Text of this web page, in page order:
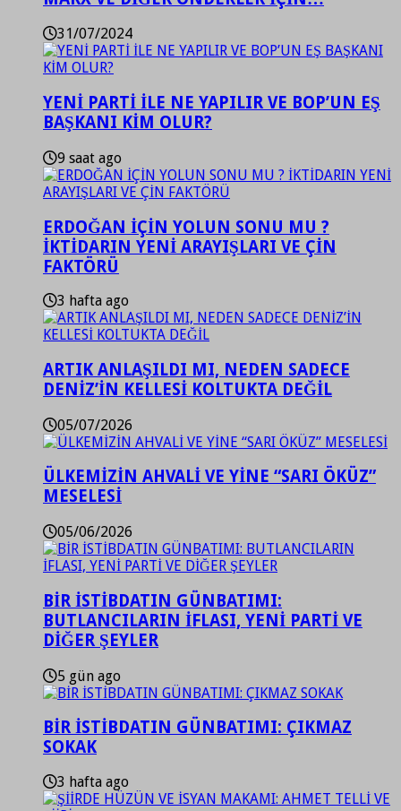
31/07/2024
YENİ PARTİ İLE NE YAPILIR VE BOP’UN EŞ
BAŞKANI KİM OLUR?
9 saat ago
ERDOĞAN İÇİN YOLUN SONU MU ?
İKTİDARIN YENİ ARAYIŞLARI VE ÇİN
FAKTÖRÜ
3 hafta ago
ARTIK ANLAŞILDI MI, NEDEN SADECE
DENİZ’İN KELLESİ KOLTUKTA DEĞİL
05/07/2026
ÜLKEMİZİN AHVALİ VE YİNE “SARI ÖKÜZ”
MESELESİ
05/06/2026
BİR İSTİBDATIN GÜNBATIMI:
BUTLANCILARIN İFLASI, YENİ PARTİ VE
DİĞER ŞEYLER
5 gün ago
BİR İSTİBDATIN GÜNBATIMI: ÇIKMAZ
SOKAK
3 hafta ago